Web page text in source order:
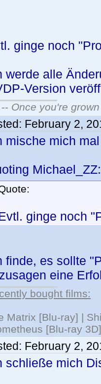
ginge noch
werde alle
Version
-- Once you're
February 2,
mische mich
Michael_ZZ:
ginge noch
finde, es sollte
eine
bought films:
Matrix [Blu-ray] |
[Blu-ray
February 2,
schließe mich